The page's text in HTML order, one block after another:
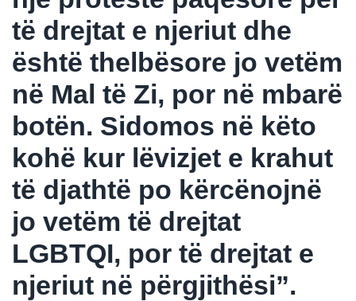
të drejtat e njeriut dhe
është thelbësore jo vetëm
në Mal të Zi, por në mbarë
botën. Sidomos në këto
kohë kur lëvizjet e krahut
të djathtë po kërcënojnë
jo vetëm të drejtat
LGBTQI, por të drejtat e
njeriut në përgjithësi”.